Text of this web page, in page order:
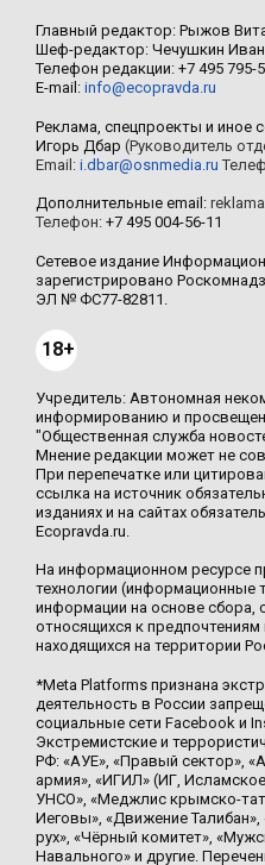
Главный редактор: Рыжов
Шеф-редактор: Чечушкин
Телефон редакции: +7 495 795-
E-mail: info@ecopravda.ru
Реклама, спецпроекты и иное
Игорь Дбар (Руководитель
Email: i.dbar@osnmedia.ru
Дополнительные email:
Телефон: +7 495 004-56-11
Сетевое издание
зарегистрировано
ЭЛ № ФС77-82811.
18+
Учредитель: Автономная
информированию и
"Общественная служба
Мнение редакции может не
При перепечатке или
ссылка на источник
изданиях и на сайтах
Ecopravda.ru.
На информационном ресурсе
технологии (информационные
информации на основе сбора,
относящихся к
находящихся на территории
*Meta Platforms признана
деятельность в России
социальные сети Facebook и
Экстремистские и
РФ: «АУЕ», «Правый сектор»,
армия», «ИГИЛ» (ИГ,
УНСО», «Меджлис крымско-
Иеговы», «Движение
рух», «Чёрный комитет»,
Навального» и другие.